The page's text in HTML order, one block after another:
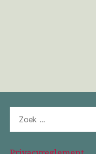
naar: